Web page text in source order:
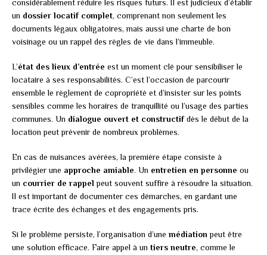
considérablement réduire les risques futurs. Il est judicieux d’établir
un dossier locatif complet, comprenant non seulement les
documents légaux obligatoires, mais aussi une charte de bon
voisinage ou un rappel des règles de vie dans l’immeuble.
L’état des lieux d’entrée est un moment clé pour sensibiliser le
locataire à ses responsabilités. C’est l’occasion de parcourir
ensemble le règlement de copropriété et d’insister sur les points
sensibles comme les horaires de tranquillité ou l’usage des parties
communes. Un dialogue ouvert et constructifdès le début de la
location peut prévenir de nombreux problèmes.
En cas de nuisances avérées, la première étape consiste à
privilégier une approche amiable. Un entretien en personne ou
un courrier de rappel peut souvent suffire à résoudre la situation.
Il est important de documenter ces démarches, en gardant une
trace écrite des échanges et des engagements pris.
Si le problème persiste, l’organisation d’une médiation peut être
une solution efficace. Faire appel à un tiers neutre, comme le